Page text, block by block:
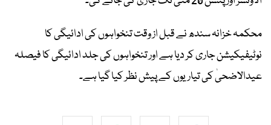
​محکمہ خزانہ سندھ نے قبل از وقت تنخواہوں کی ادائیگی کا
نوٹیفیکیشن جاری کر دیا ہے اور ​تنخواہوں کی جلد ادائیگی کا فیصلہ
عیدالاضحیٰ کی تیاریوں کے پیش نظر کیا گیا ہے۔